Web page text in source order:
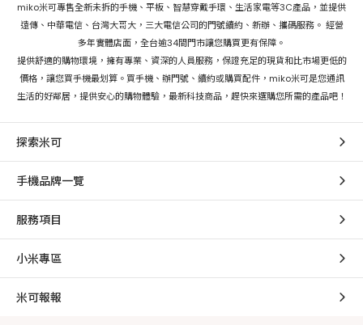
miko米可專售全新未拆的手機、平板、智慧穿戴手環、生活家電等3C產品，並提供
遠傳、中華電信、台灣大哥大，三大電信公司的門號續約、新辦、攜碼服務。 經營
多年實體店面，全台逾34間門市讓您購買更有保障。
提供舒適的購物環境，擁有專業、資深的人員服務，保證充足的現貨和比市場更低的
價格，讓您買手機最划算。買手機、辦門號、續約或購買配件，miko米可是您通訊
生活的好鄰居，提供安心的購物體驗，最新科技商品，趕快來選購您所需的產品吧！
探索米可
手機品牌一覽
服務項目
小米專區
米可報報